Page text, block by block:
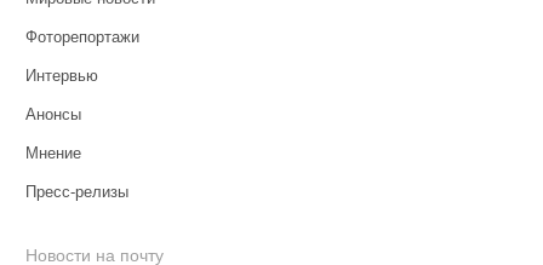
Фоторепортажи
Интервью
Анонсы
Мнение
Пресс-релизы
Новости на почту